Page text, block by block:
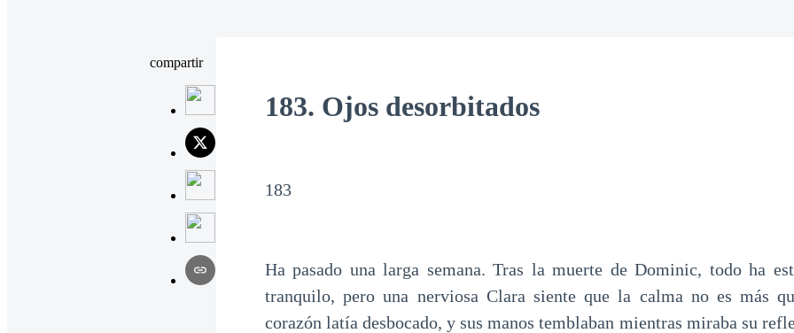
compartir
183. Ojos desorbitados
183
Ha pasado una larga semana. Tras la muerte de Dominic, todo ha
tranquilo, pero una nerviosa Clara siente que la calma no es más
corazón latía desbocado, y sus manos temblaban mientras miraba su